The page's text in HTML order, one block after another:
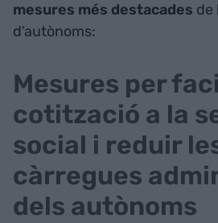
mesures més destacades de
d’autònoms:
Mesures per
cotització a la
social i reduir
càrregues
dels autònoms